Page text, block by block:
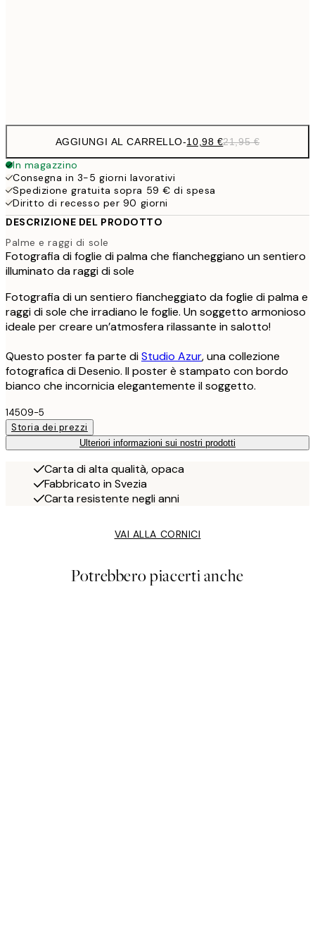
AGGIUNGI AL CARRELLO-10,98 €21,95 €
In magazzino
Consegna in 3-5 giorni lavorativi
Spedizione gratuita sopra 59 € di spesa
Diritto di recesso per 90 giorni
DESCRIZIONE DEL PRODOTTO
Palme e raggi di sole
Fotografia di foglie di palma che fiancheggiano un sentiero
illuminato da raggi di sole
Fotografia di un sentiero fiancheggiato da foglie di palma e
raggi di sole che irradiano le foglie. Un soggetto armonioso
ideale per creare un’atmosfera rilassante in salotto!
Questo poster fa parte diStudio Azur, una collezione
fotografica di Desenio. Il poster è stampato con bordo
bianco che incornicia elegantemente il soggetto.
14509-5
Storia dei prezzi
Ulteriori informazioni sui nostri prodotti
Carta di alta qualità, opaca
Fabbricato in Svezia
Carta resistente negli anni
VAI ALLA CORNICI
Potrebbero piacerti anche